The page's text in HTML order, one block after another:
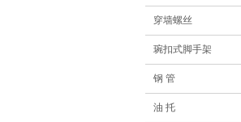
穿墙螺丝
琬扣式脚手架
钢 管
油 托